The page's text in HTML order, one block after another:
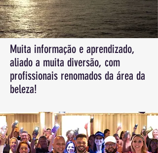
Muita informação e aprendizado,
aliado a muita diversão, com
profissionais renomados da área da
beleza!